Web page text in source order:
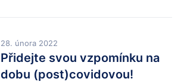
28. února 2022
Přidejte svou vzpomínku na
dobu (post)covidovou!